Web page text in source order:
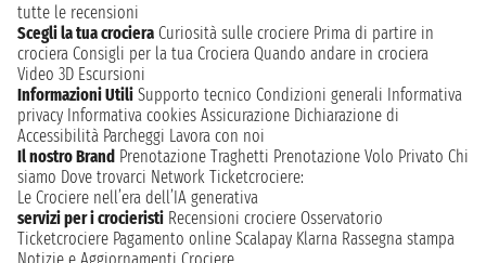
tutte le recensioni
Scegli la tua crociera Curiosità sulle crociere Prima di partire in
crociera Consigli per la tua Crociera Quando andare in crociera
Video 3D Escursioni
Informazioni Utili Supporto tecnico Condizioni generali Informativa
privacy Informativa cookies Assicurazione Dichiarazione di
Accessibilità Parcheggi Lavora con noi
Il nostro Brand Prenotazione Traghetti Prenotazione Volo Privato Chi
siamo Dove trovarci Network Ticketcrociere:
Le Crociere nell’era dell’IA generativa
servizi per i crocieristi Recensioni crociere Osservatorio
Ticketcrociere Pagamento online Scalapay Klarna Rassegna stampa